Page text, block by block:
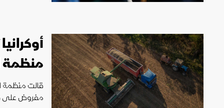
منظمة
قالت منظمة
مفروض على